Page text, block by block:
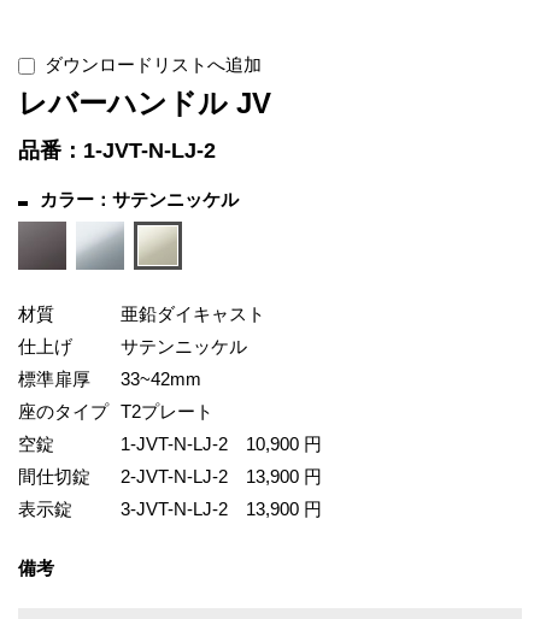
ダウンロードリストへ追加
レバーハンドル JV
品番：1-JVT-N-LJ-2
カラー：サテンニッケル
材質
亜鉛ダイキャスト
仕上げ
サテンニッケル
標準扉厚
33~42mm
座のタイプ T2プレート
空錠
1-JVT-N-LJ-2
10,900 円
間仕切錠
2-JVT-N-LJ-2
13,900 円
表示錠
3-JVT-N-LJ-2 13,900 円
備考